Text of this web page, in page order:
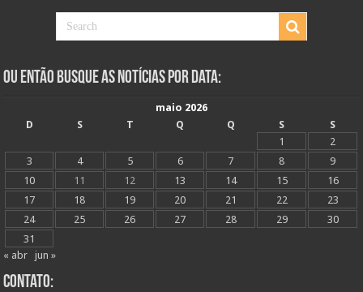
Ou Então Busque as Notícias Por Data:
maio 2026
D
S T Q Q S
S
1
2
3
4 5 6 7 8
9
10
11 12 13 14 15
16
17
18 19 20 21 22
23
24
25 26 27 28 29
30
31
« abr
jun »
Contato: